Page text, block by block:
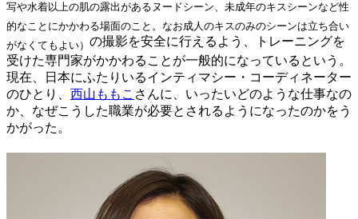
写や水着以上の肌の露出があるヌードシーン、未成年のキスシーンなど性
的なことにかかわる場面のこと。なお成人のキスのみのシーンは立ち合い
がなくてもよい） の撮影を安全に行えるよう、トレーニングを
受けた専門家がかかわることが一般的になっているという。
現在、日本にふたりいるインティマシー・コーディネーター
のひとり、 西山ももこ さんに、いったいどのような仕事なの
か、なぜこうした職業が必要とされるようになったのかをう
かがった。